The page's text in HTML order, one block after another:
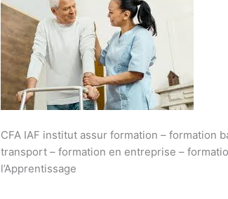
CFA IAF institut assur formation – formation
transport – formation en entreprise –
l’Apprentissage